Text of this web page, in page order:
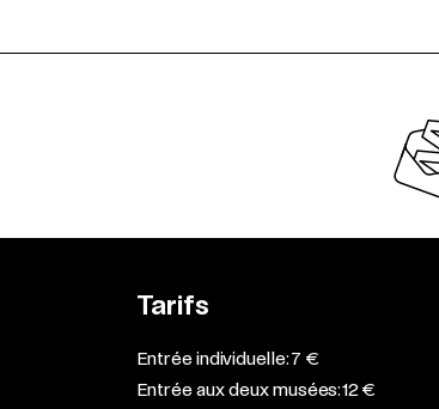
Tarifs
Entrée individuelle: 7 €
Entrée aux deux musées: 12 €